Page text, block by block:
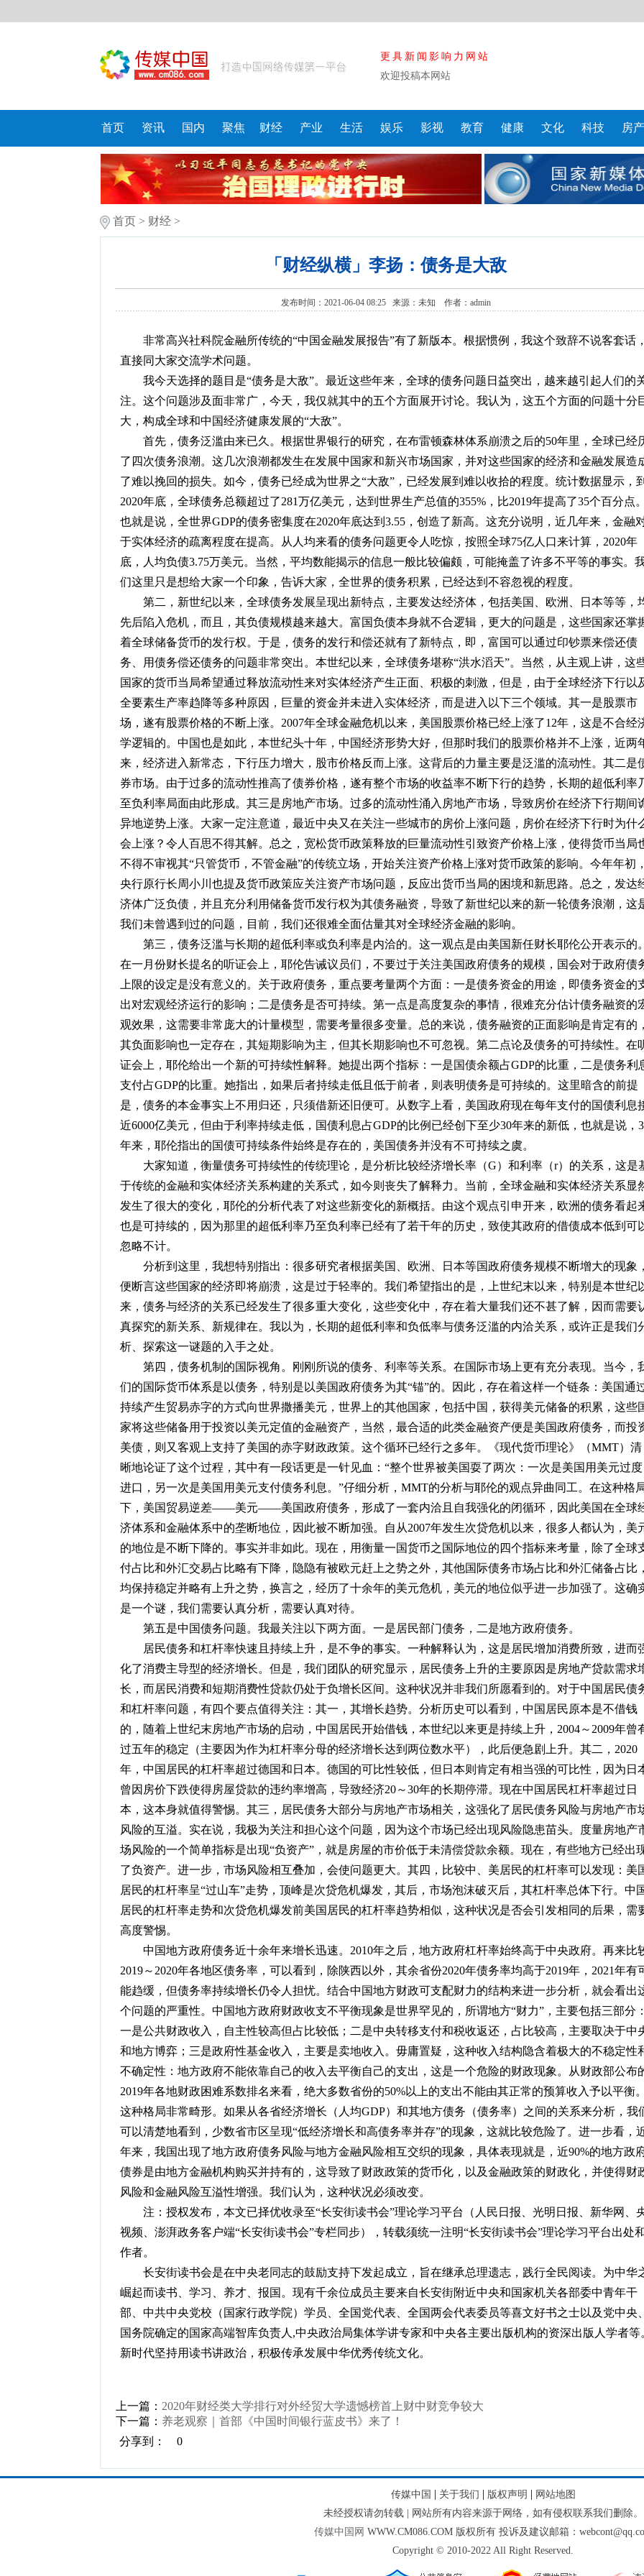
更具新闻影响力网站
欢迎投稿本网站
首页 资讯 国内 聚焦 财经 产业 生活 娱乐 影视 教育 健康 文化 科技 房产
首页> 财经>
「财经纵横」李扬：债务是大敌
发布时间：2021-06-04 08:25 来源： 未知 作者：admin
非常高兴社科院金融所传统的“中国金融发展报告”有了新版本。根据惯例，我这个致辞不说客套话，
直接同大家交流学术问题。
我今天选择的题目是“债务是大敌”。最近这些年来，全球的债务问题日益突出，越来越引起人们的
注。这个问题涉及面非常广，今天，我仅就其中的五个方面展开讨论。我认为，这五个方面的问题十分
大，构成全球和中国经济健康发展的“大敌”。
首先，债务泛滥由来已久。根据世界银行的研究，在布雷顿森林体系崩溃之后的50年里，全球已经
了四次债务浪潮。这几次浪潮都发生在发展中国家和新兴市场国家，并对这些国家的经济和金融发展造
了难以挽回的损失。如今，债务已经成为世界之“大敌”，已经发展到难以收拾的程度。统计数据显示，到
2020年底，全球债务总额超过了281万亿美元，达到世界生产总值的355%，比2019年提高了35个百分点。
也就是说，全世界GDP的债务密集度在2020年底达到3.55，创造了新高。这充分说明，近几年来，金融
于实体经济的疏离程度在提高。从人均来看的债务问题更令人吃惊，按照全球75亿人口来计算，2020年
底，人均负债3.75万美元。当然，平均数能揭示的信息一般比较偏颇，可能掩盖了许多不平等的事实。
们这里只是想给大家一个印象，告诉大家，全世界的债务积累，已经达到不容忽视的程度。
第二，新世纪以来，全球债务发展呈现出新特点，主要发达经济体，包括美国、欧洲、日本等等，
先后陷入危机，而且，其负债规模越来越大。富国负债本身就不合逻辑，更大的问题是，这些国家还掌
着全球储备货币的发行权。于是，债务的发行和偿还就有了新特点，即，富国可以通过印钞票来偿还债
务、用债务偿还债务的问题非常突出。本世纪以来，全球债务堪称“洪水滔天”。当然，从主观上讲，这
国家的货币当局希望通过释放流动性来对实体经济产生正面、积极的刺激，但是，由于全球经济下行以
全要素生产率趋降等多种原因，巨量的资金并未进入实体经济，而是进入以下三个领域。其一是股票市
场，遂有股票价格的不断上涨。2007年全球金融危机以来，美国股票价格已经上涨了12年，这是不合经
学逻辑的。中国也是如此，本世纪头十年，中国经济形势大好，但那时我们的股票价格并不上涨，近两
来，经济进入新常态，下行压力增大，股市价格反而上涨。这背后的力量主要是泛滥的流动性。其二是
券市场。由于过多的流动性推高了债券价格，遂有整个市场的收益率不断下行的趋势，长期的超低利率
至负利率局面由此形成。其三是房地产市场。过多的流动性涌入房地产市场，导致房价在经济下行期间
异地逆势上涨。大家一定注意道，最近中央又在关注一些城市的房价上涨问题，房价在经济下行时为什
会上涨？令人百思不得其解。总之，宽松货币政策释放的巨量流动性引致资产价格上涨，使得货币当局
不得不审视其“只管货币，不管金融”的传统立场，开始关注资产价格上涨对货币政策的影响。今年年初，
央行原行长周小川也提及货币政策应关注资产市场问题，反应出货币当局的困境和新思路。总之，发达
济体广泛负债，并且充分利用储备货币发行权为其债务融资，导致了新世纪以来的新一轮债务浪潮，这
我们未曾遇到过的问题，目前，我们还很难全面估量其对全球经济金融的影响。
第三，债务泛滥与长期的超低利率或负利率是内洽的。这一观点是由美国新任财长耶伦公开表示的。
在一月份财长提名的听证会上，耶伦告诫议员们，不要过于关注美国政府债务的规模，国会对于政府债
上限的设定是没有意义的。关于政府债务，重点要考量两个方面：一是债务资金的用途，即债务资金的
出对宏观经济运行的影响；二是债务是否可持续。第一点是高度复杂的事情，很难充分估计债务融资的
观效果，这需要非常庞大的计量模型，需要考量很多变量。总的来说，债务融资的正面影响是肯定有的，
其负面影响也一定存在，其短期影响为主，但其长期影响也不可忽视。第二点论及债务的可持续性。在
证会上，耶伦给出一个新的可持续性解释。她提出两个指标：一是国债余额占GDP的比重，二是债务利
支付占GDP的比重。她指出，如果后者持续走低且低于前者，则表明债务是可持续的。这里暗含的前提
是，债务的本金事实上不用归还，只须借新还旧便可。从数字上看，美国政府现在每年支付的国债利息
近6000亿美元，但由于利率持续走低，国债利息占GDP的比例已经创下至少30年来的新低，也就是说，
年来，耶伦指出的国债可持续条件始终是存在的，美国债务并没有不可持续之虞。
大家知道，衡量债务可持续性的传统理论，是分析比较经济增长率（G）和利率（r）的关系，这是
于传统的金融和实体经济关系构建的关系式，如今则丧失了解释力。当前，全球金融和实体经济关系显
发生了很大的变化，耶伦的分析代表了对这些新变化的新概括。由这个观点引申开来，欧洲的债务看起
也是可持续的，因为那里的超低利率乃至负利率已经有了若干年的历史，致使其政府的借债成本低到可
忽略不计。
分析到这里，我想特别指出：很多研究者根据美国、欧洲、日本等国政府债务规模不断增大的现象，
便断言这些国家的经济即将崩溃，这是过于轻率的。我们希望指出的是，上世纪末以来，特别是本世纪
来，债务与经济的关系已经发生了很多重大变化，这些变化中，存在着大量我们还不甚了解，因而需要
真探究的新关系、新规律在。我以为，长期的超低利率和负低率与债务泛滥的内洽关系，或许正是我们
析、探索这一谜题的入手之处。
第四，债务机制的国际视角。刚刚所说的债务、利率等关系。在国际市场上更有充分表现。当今，
们的国际货币体系是以债务，特别是以美国政府债务为其“锚”的。因此，存在着这样一个链条：美国通
持续产生贸易赤字的方式向世界撒播美元，世界上的其他国家，包括中国，获得美元储备的积累，这些
家将这些储备用于投资以美元定值的金融资产，当然，最合适的此类金融资产便是美国政府债务，而投
美债，则又客观上支持了美国的赤字财政政策。这个循环已经行之多年。《现代货币理论》（MMT）清
晰地论证了这个过程，其中有一段话更是一针见血：“整个世界被美国耍了两次：一次是美国用美元过度
进口，另一次是美国用美元支付债务利息。”仔细分析，MMT的分析与耶伦的观点异曲同工。在这种格
下，美国贸易逆差——美元——美国政府债务，形成了一套内洽且自我强化的闭循环，因此美国在全球
济体系和金融体系中的垄断地位，因此被不断加强。自从2007年发生次贷危机以来，很多人都认为，美
的地位是不断下降的。事实并非如此。现在，用衡量一国货币之国际地位的四个指标来考量，除了全球
付占比和外汇交易占比略有下降，隐隐有被欧元赶上之势之外，其他国际债务市场占比和外汇储备占比，
均保持稳定并略有上升之势，换言之，经历了十余年的美元危机，美元的地位似乎进一步加强了。这确
是一个谜，我们需要认真分析，需要认真对待。
第五是中国债务问题。我最关注以下两方面。一是居民部门债务，二是地方政府债务。
居民债务和杠杆率快速且持续上升，是不争的事实。一种解释认为，这是居民增加消费所致，进而
化了消费主导型的经济增长。但是，我们团队的研究显示，居民债务上升的主要原因是房地产贷款需求
长，而居民消费和短期消费性贷款仍处于负增长区间。这种状况并非我们所愿看到的。对于中国居民债
和杠杆率问题，有四个要点值得关注：其一，其增长趋势。分析历史可以看到，中国居民原本是不借钱
的，随着上世纪末房地产市场的启动，中国居民开始借钱，本世纪以来更是持续上升，2004～2009年曾
过五年的稳定（主要因为作为杠杆率分母的经济增长达到两位数水平），此后便急剧上升。其二，2020
年，中国居民的杠杆率超过德国和日本。德国的可比性较低，但日本则肯定有相当强的可比性，因为日
曾因房价下跌使得房屋贷款的违约率增高，导致经济20～30年的长期停滞。现在中国居民杠杆率超过日
本，这本身就值得警惕。其三，居民债务大部分与房地产市场相关，这强化了居民债务风险与房地产市
风险的互溢。实在说，我极为关注和担心这个问题，因为这个市场已经出现风险隐患苗头。度量房地产
场风险的一个简单指标是出现“负资产”，就是房屋的市价低于未清偿贷款余额。现在，有些地方已经出
了负资产。进一步，市场风险相互叠加，会使问题更大。其四，比较中、美居民的杠杆率可以发现：美
居民的杠杆率呈“过山车”走势，顶峰是次贷危机爆发，其后，市场泡沫破灭后，其杠杆率总体下行。中
居民的杠杆率走势和次贷危机爆发前美国居民的杠杆率趋势相似，这种状况是否会引发相同的后果，需
高度警惕。
中国地方政府债务近十余年来增长迅速。2010年之后，地方政府杠杆率始终高于中央政府。再来比
2019～2020年各地区债务率，可以看到，除陕西以外，其余省份2020年债务率均高于2019年，2021年有
能趋缓，但债务率持续增长仍令人担忧。结合中国地方财政可支配财力的结构来进一步分析，就会看出
个问题的严重性。中国地方政府财政收支不平衡现象是世界罕见的，所谓地方“财力”，主要包括三部分：
一是公共财政收入，自主性较高但占比较低；二是中央转移支付和税收返还，占比较高，主要取决于中
和地方博弈；三是政府性基金收入，主要是卖地收入。毋庸置疑，这种收入结构隐含着极大的不稳定性
不确定性：地方政府不能依靠自己的收入去平衡自己的支出，这是一个危险的财政现象。从财政部公布
2019年各地财政困难系数排名来看，绝大多数省份的50%以上的支出不能由其正常的预算收入予以平衡。
这种格局非常畸形。如果从各省经济增长（人均GDP）和其地方债务（债务率）之间的关系来分析，我
可以清楚地看到，少数省市区呈现“低经济增长和高债务率并存”的现象，这就比较危险了。进一步看，
年来，我国出现了地方政府债务风险与地方金融风险相互交织的现象，具体表现就是，近90%的地方政
债券是由地方金融机构购买并持有的，这导致了财政政策的货币化，以及金融政策的财政化，并使得财
风险和金融风险互溢性增强。我们认为，这种状况必须改变。
注：授权发布，本文已择优收录至“长安街读书会”理论学习平台（人民日报、光明日报、新华网、
视频、澎湃政务客户端“长安街读书会”专栏同步），转载须统一注明“长安街读书会”理论学习平台出处
作者。
长安街读书会是在中央老同志的鼓励支持下发起成立，旨在继承总理遗志，践行全民阅读。为中华
崛起而读书、学习、养才、报国。现有千余位成员主要来自长安街附近中央和国家机关各部委中青年干
部、中共中央党校（国家行政学院）学员、全国党代表、全国两会代表委员等喜文好书之士以及党中央、
国务院确定的国家高端智库负责人,中央政治局集体学讲专家和中央各主要出版机构的资深出版人学者等
新时代坚持用读书讲政治，积极传承发展中华优秀传统文化。
上一篇： 2020年财经类大学排行对外经贸大学遗憾榜首上财中财竞争较大
下一篇： 养老观察｜首部《中国时间银行蓝皮书》来了！
分享到：
0
传媒中国 | 关于我们 | 版权声明 | 网站地图
未经授权请勿转载 | 网站所有内容来源于网络，如有侵权联系我们删除。
传媒中国网 WWW.CM086.COM 版权所有 投诉及建议邮箱：
Copyright © 2010-2022 All Right Reserved.